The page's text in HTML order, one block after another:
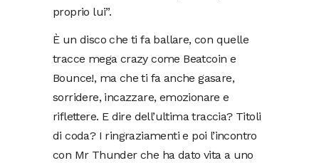
proprio lui”.
È un disco che ti fa ballare, con quelle
tracce mega crazy come Beatcoin e
Bounce!, ma che ti fa anche gasare,
sorridere, incazzare, emozionare e
riflettere. E dire dell’ultima traccia? Titoli
di coda? I ringraziamenti e poi l’incontro
con Mr Thunder che ha dato vita a uno